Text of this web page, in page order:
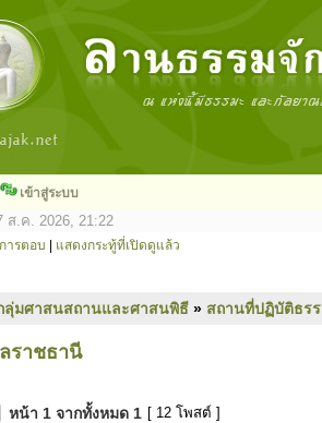
เข้าสู่ระบบ
ส.ค. 2026, 21:22
ารตอบ แสดงกระทู้ที่เปิดดูแล้ว
ลุ่มศาสนสถานและศาสนพิธี » สถานที่ปฏิบัติธร
ราชธานี
หน้า 1 จากทั้งหมด 1 [ 12 โพสต์ ]